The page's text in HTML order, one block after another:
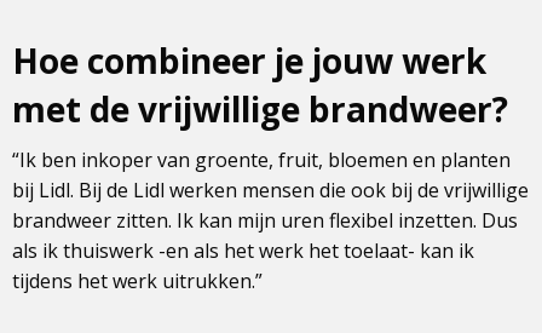
Hoe combineer je jouw werk
met de vrijwillige brandweer?
“Ik ben inkoper van groente, fruit, bloemen en planten
bij Lidl. Bij de Lidl werken mensen die ook bij de vrijwillige
brandweer zitten. Ik kan mijn uren flexibel inzetten. Dus
als ik thuiswerk -en als het werk het toelaat- kan ik
tijdens het werk uitrukken.”